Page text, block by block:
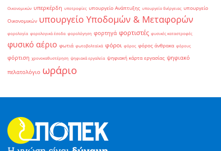
Οικονομικών υπερκέρδη υποτροφίες υπουργείο Ανάπτυξης υπουργείο Ενέργειας υπουργείο
Οικονομικών υπουργείο Υποδομών & Μεταφορών
φορολογία φορολογικά έσοδα φορολόγηση φορτηγά φορτιστές φυσικές καταστροφές
φυσικό αέριο φωτιά φωτοβολταϊκά φόροι φόρος φόρος άνθρακα φόρους
φόρτιση χρονοκαθυστέρηση ψηφιακά εργαλεία ψηφιακή κάρτα εργασίας ψηφιακό
πελατολόγιο ωράριο